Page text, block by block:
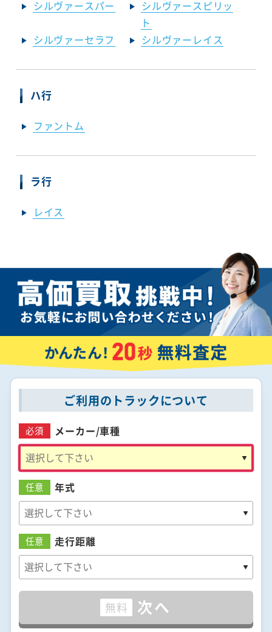
シルヴァースパー
シルヴァースピリッ
ト
シルヴァーセラフ
シルヴァーレイス
ハ行
ファントム
ラ行
レイス
ご利用のトラックについて
必須 メーカー/車種
任意 年式
任意 走行距離
無料 次へ